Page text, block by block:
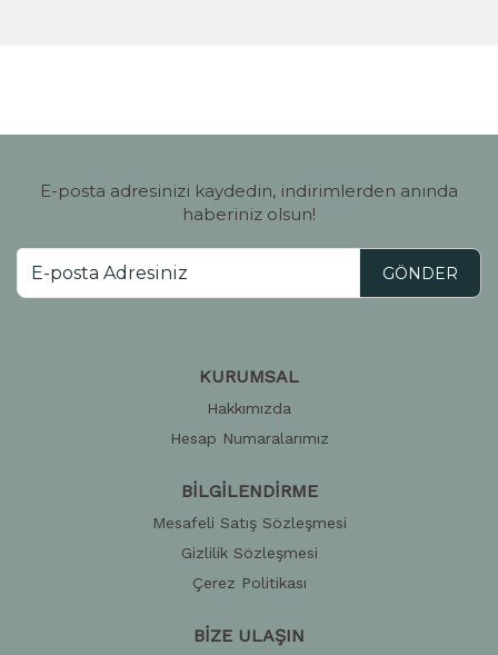
E-posta adresinizi kaydedin, indirimlerden anında
haberiniz olsun!
GÖNDER
KURUMSAL
Hakkımızda
Hesap Numaralarımız
BİLGİLENDİRME
Mesafeli Satış Sözleşmesi
Gizlilik Sözleşmesi
Çerez Politikası
BİZE ULAŞIN